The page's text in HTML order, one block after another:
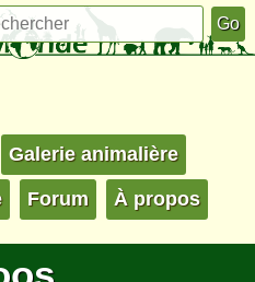
Galerie animalière
Forum À propos